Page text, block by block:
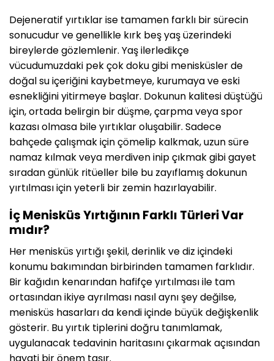
Dejeneratif yırtıklar ise tamamen farklı bir sürecin
sonucudur ve genellikle kırk beş yaş üzerindeki
bireylerde gözlemlenir. Yaş ilerledikçe
vücudumuzdaki pek çok doku gibi menisküsler de
doğal su içeriğini kaybetmeye, kurumaya ve eski
esnekliğini yitirmeye başlar. Dokunun kalitesi düştüğü
için, ortada belirgin bir düşme, çarpma veya spor
kazası olmasa bile yırtıklar oluşabilir. Sadece
bahçede çalışmak için çömelip kalkmak, uzun süre
namaz kılmak veya merdiven inip çıkmak gibi gayet
sıradan günlük ritüeller bile bu zayıflamış dokunun
yırtılması için yeterli bir zemin hazırlayabilir.
İç Menisküs Yırtığının Farklı Türleri Var
mıdır?
Her menisküs yırtığı şekil, derinlik ve diz içindeki
konumu bakımından birbirinden tamamen farklıdır.
Bir kağıdın kenarından hafifçe yırtılması ile tam
ortasından ikiye ayrılması nasıl aynı şey değilse,
menisküs hasarları da kendi içinde büyük değişkenlik
gösterir. Bu yırtık tiplerini doğru tanımlamak,
uygulanacak tedavinin haritasını çıkarmak açısından
hayati bir önem taşır.